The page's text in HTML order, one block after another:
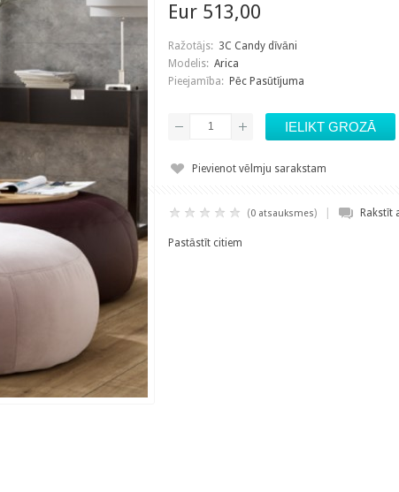
Eur 513,00
Ražotājs: 3C Candy dīvāni
Modelis: Arica
Pieejamība: Pēc Pasūtījuma
Pievienot vēlmju sarakstam
(0 atsauksmes) Rakstīt
Pastāstīt citiem